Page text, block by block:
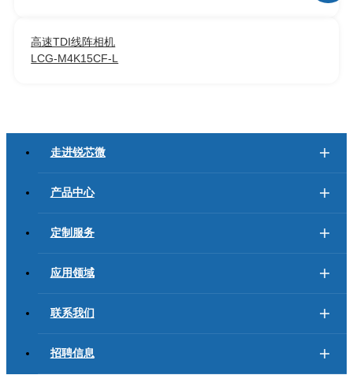
高速TDI线阵相机
LCG-M4K15CF-L
走进锐芯微
产品中心
定制服务
应用领域
联系我们
招聘信息